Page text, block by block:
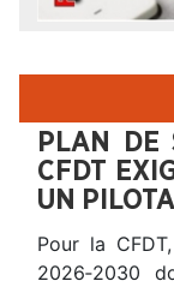
PLAN DE
CFDT
UN
Pour la
2026‑2030